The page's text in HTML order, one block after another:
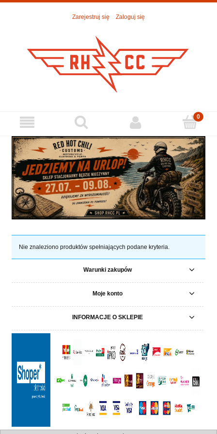
Zarejestruj się Zaloguj się
Nie znaleziono produktów spełniających podane kryteria.
Warunki zakupów
Moje konto
INFORMACJE O SKLEPIE